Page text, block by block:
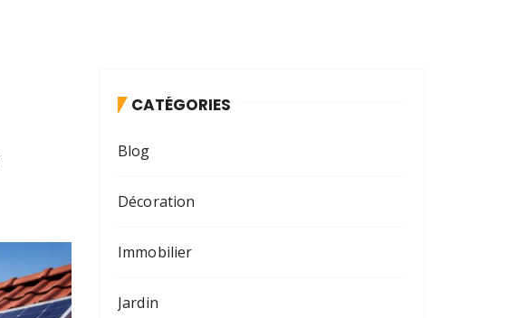
CATÉGORIES
Blog
Décoration
Immobilier
Jardin